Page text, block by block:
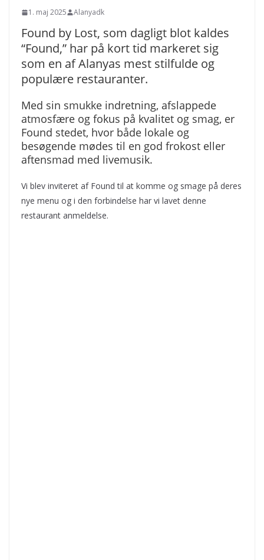
1. maj 2025 Alanyadk
Found by Lost, som dagligt blot kaldes
“Found,” har på kort tid markeret sig
som en af Alanyas mest stilfulde og
populære restauranter.
Med sin smukke indretning, afslappede
atmosfære og fokus på kvalitet og smag, er
Found stedet, hvor både lokale og
besøgende mødes til en god frokost eller
aftensmad med livemusik.
Vi blev inviteret af Found til at komme og smage på deres
nye menu og i den forbindelse har vi lavet denne
restaurant anmeldelse.